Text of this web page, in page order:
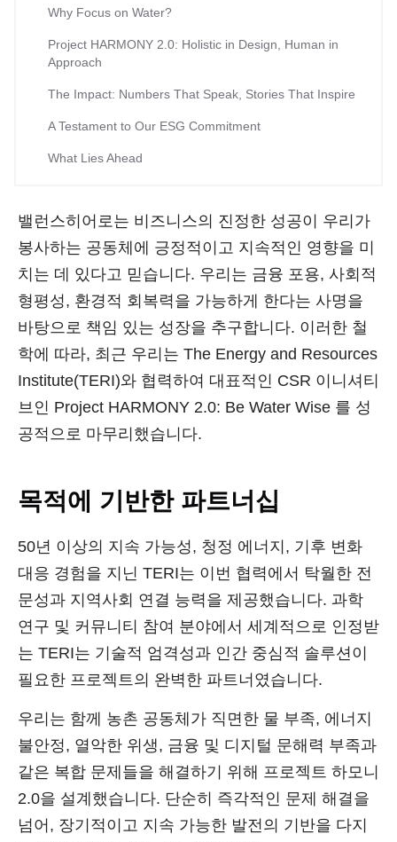
Why Focus on Water?
Project HARMONY 2.0: Holistic in Design, Human in
Approach
The Impact: Numbers That Speak, Stories That Inspire
A Testament to Our ESG Commitment
What Lies Ahead
밸런스히어로는 비즈니스의 진정한 성공이 우리가
봉사하는 공동체에 긍정적이고 지속적인 영향을 미
치는 데 있다고 믿습니다. 우리는 금융 포용, 사회적
형평성, 환경적 회복력을 가능하게 한다는 사명을
바탕으로 책임 있는 성장을 추구합니다. 이러한 철
학에 따라, 최근 우리는 The Energy and Resources
Institute(TERI)와 협력하여 대표적인 CSR 이니셔티
브인 Project HARMONY 2.0: Be Water Wise 를 성
공적으로 마무리했습니다.
목적에 기반한 파트너십
50년 이상의 지속 가능성, 청정 에너지, 기후 변화
대응 경험을 지닌 TERI는 이번 협력에서 탁월한 전
문성과 지역사회 연결 능력을 제공했습니다. 과학
연구 및 커뮤니티 참여 분야에서 세계적으로 인정받
는 TERI는 기술적 엄격성과 인간 중심적 솔루션이
필요한 프로젝트의 완벽한 파트너였습니다.
우리는 함께 농촌 공동체가 직면한 물 부족, 에너지
불안정, 열악한 위생, 금융 및 디지털 문해력 부족과
같은 복합 문제들을 해결하기 위해 프로젝트 하모니
2.0을 설계했습니다. 단순히 즉각적인 문제 해결을
넘어, 장기적이고 지속 가능한 발전의 기반을 다지